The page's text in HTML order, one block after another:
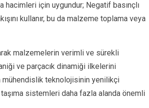
hacimleri için uygundur; Negatif basınçlı
kullanır, bu da malzeme toplama veya
malzemelerin verimli ve sürekli
ve parçacık dinamiği ilkelerini
mühendislik teknolojisinin yenilikçi
sistemleri daha fazla alanda önemli